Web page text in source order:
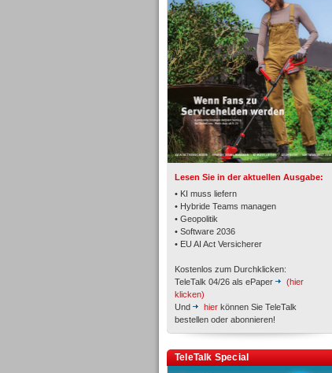
Lesen Sie in der aktuellen Ausgabe:
• KI muss liefern
• Hybride Teams managen
• Geopolitik
• Software 2036
• EU AI Act Versicherer
Kostenlos zum Durchklicken:
TeleTalk 04/26 als ePaper
(hier
klicken)
Und
hier können Sie TeleTalk
bestellen oder abonnieren!
TeleTalk Special
TK- und ACD-Systeme
Workforce-Management
Personal